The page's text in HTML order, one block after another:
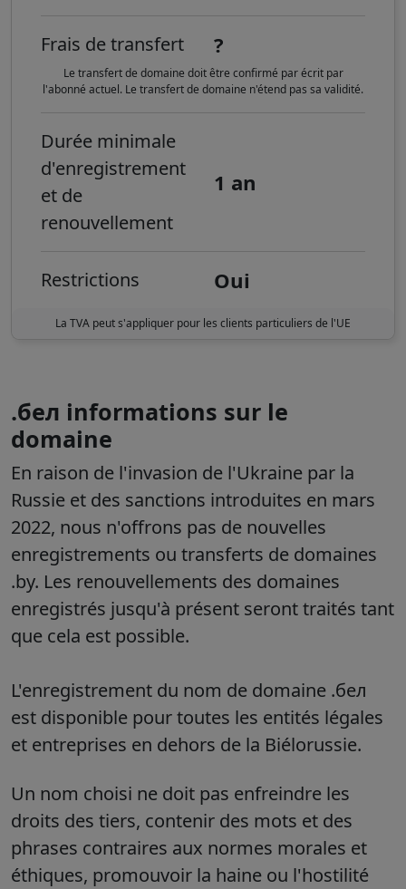
Frais de transfert ?
Le transfert de domaine doit être confirmé par écrit par
l'abonné actuel. Le transfert de domaine n'étend pas sa validité.
Durée minimale
d'enregistrement
et de
renouvellement
1 an
Restrictions Oui
La TVA peut s'appliquer pour les clients particuliers de l'UE
.бел informations sur le
domaine
En raison de l'invasion de l'Ukraine par la
Russie et des sanctions introduites en mars
2022, nous n'offrons pas de nouvelles
enregistrements ou transferts de domaines
.by. Les renouvellements des domaines
enregistrés jusqu'à présent seront traités tant
que cela est possible.
L'enregistrement du nom de domaine .бел
est disponible pour toutes les entités légales
et entreprises en dehors de la Biélorussie.
Un nom choisi ne doit pas enfreindre les
droits des tiers, contenir des mots et des
phrases contraires aux normes morales et
éthiques, promouvoir la haine ou l'hostilité